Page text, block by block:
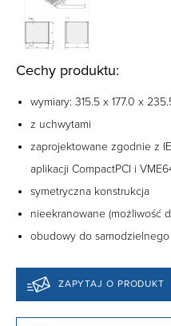
Cechy produktu:
wymiary: 315.5 x 177.0 x
z uchwytami
zaprojektowane zgodnie z
aplikacji CompactPCI i
symetryczna konstrukcja
nieekranowane (możliwość
obudowy do
ZAPYTAJ O PRODUKT